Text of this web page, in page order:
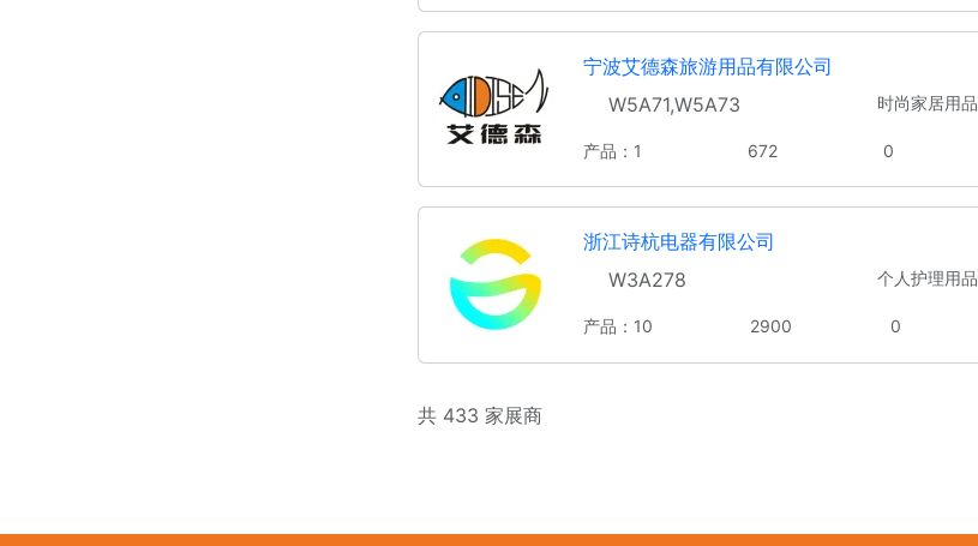
宁波艾德森旅游用品有限公司
W5A71,W5A73
时尚家居用品
产品：1 672 0
浙江诗杭电器有限公司
W3A278
个人护理用品
产品：10 2900 0
共 433 家展商